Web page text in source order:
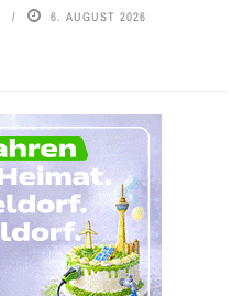
6. AUGUST 2026